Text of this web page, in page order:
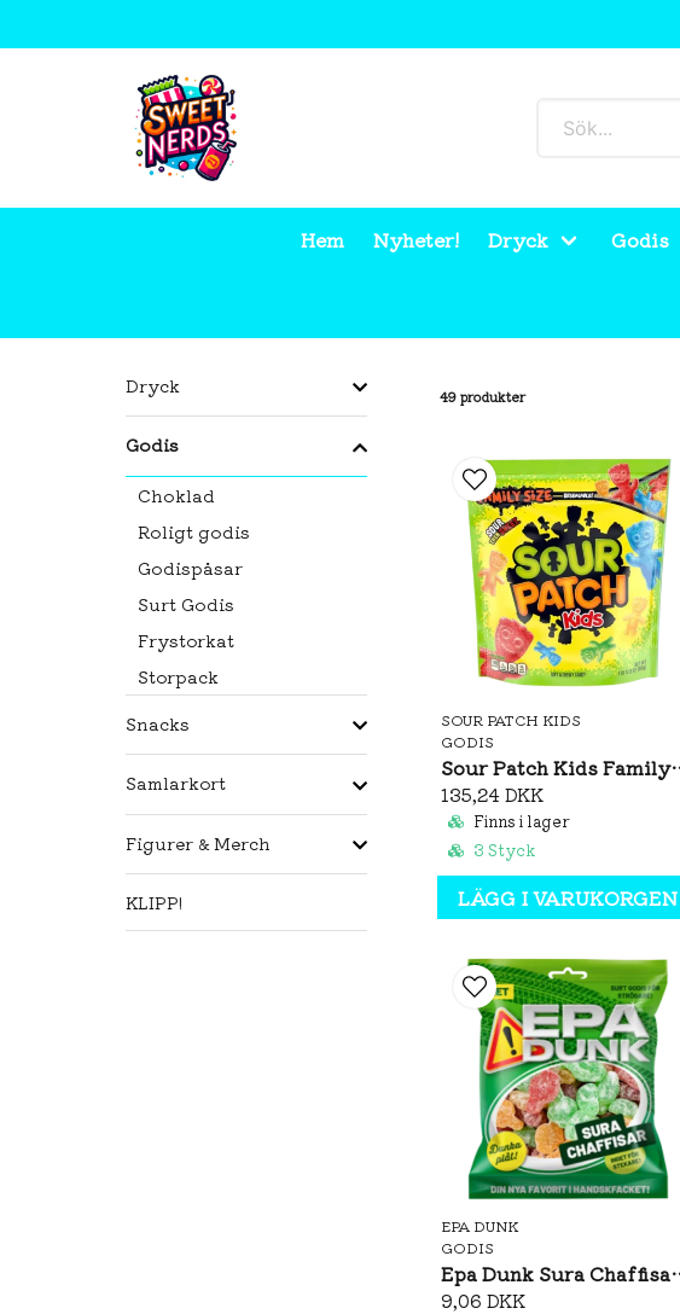
Hem Nyheter! Dryck Godis
Dryck
Godis
Choklad
Roligt godis
Godispåsar
Surt Godis
Frystorkat
Storpack
Snacks
Samlarkort
Figurer & Merch
KLIPP!
49 produkter
SOUR PATCH KIDS
GODIS
Sour
135,24 DKK
Finns i lager
3 Styck
LÄGG I VARUKORGEN
EPA DUNK
GODIS
Epa
9,06 DKK